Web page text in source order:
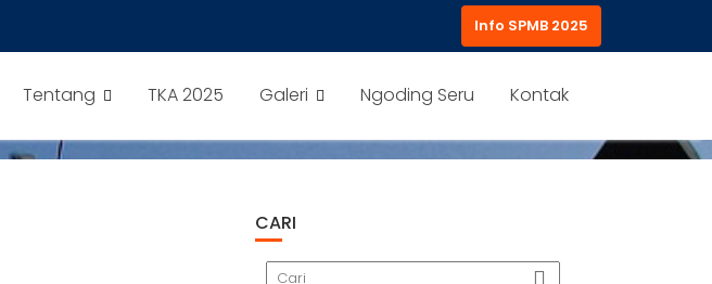
Info SPMB 2025
Tentang TKA 2025 Galeri Ngoding Seru Kontak
CARI